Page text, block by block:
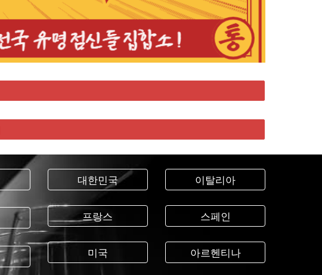
대한민국
프랑스
미국
이탈리아
스페인
아르헨티나